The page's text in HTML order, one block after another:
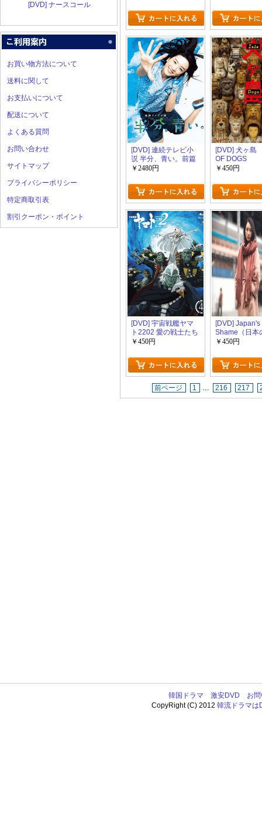
[DVD] ナースコール
お買い物方法について
送料に関して
お支払いについて
配送について
よくある質問
お問い合わせ
サイトマップ
プライバシーポリシー
特定商取引表
割引クーポン・ポイント
[DVD] 連続テレビ小
説 半分、青い。前篇
【完全版】(初回生産
￥2480円
[DVD] 犬ヶ
OF DOGS
￥450円
[DVD] 宇宙戦艦ヤマ
ト2202 愛の戦士たち
4
￥450円
[DVD]
Shame（日本
られた恥）
￥450円
前ページ 1 … 216 217
韓国ドラマ 激安DVD
お
CopyRight (C) 2012韓流ドラマは